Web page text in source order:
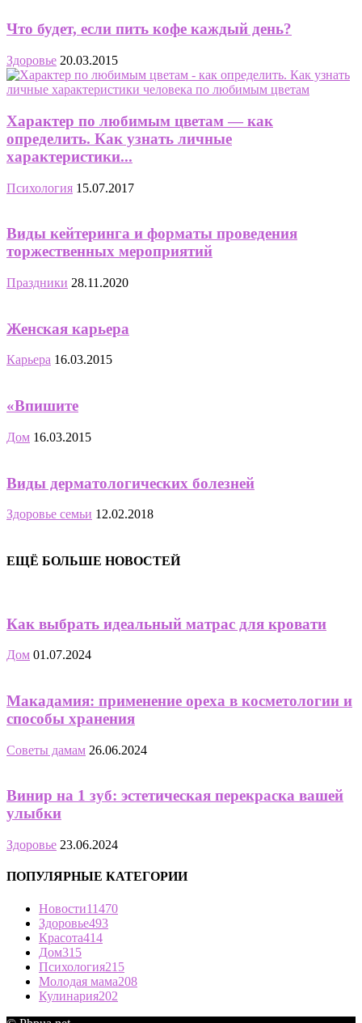
Что будет, если пить кофе каждый день?
Здоровье 20.03.2015
Характер по любимым цветам — как
определить. Как узнать личные
характеристики...
Психология 15.07.2017
Виды кейтеринга и форматы проведения
торжественных мероприятий
Праздники 28.11.2020
Женская карьера
Карьера 16.03.2015
«Впишите
Дом 16.03.2015
Виды дерматологических болезней
Здоровье семьи 12.02.2018
ЕЩЁ БОЛЬШЕ НОВОСТЕЙ
Как выбрать идеальный матрас для кровати
Дом 01.07.2024
Макадамия: применение ореха в косметологии и
способы хранения
Советы дамам 26.06.2024
Винир на 1 зуб: эстетическая перекраска вашей
улыбки
Здоровье 23.06.2024
ПОПУЛЯРНЫЕ КАТЕГОРИИ
Новости11470
Здоровье493
Красота414
Дом315
Психология215
Молодая мама208
Кулинария202